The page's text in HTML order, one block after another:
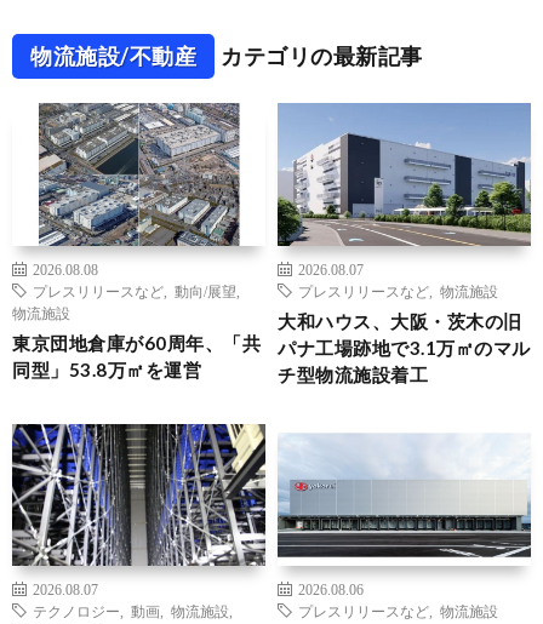
物流施設/不動産 カテゴリの最新記事
2026.08.08
プレスリリースなど
動向/展望
物流施設
東京団地倉庫が60周年、「共
同型」53.8万㎡を運営
2026.08.07
プレスリリースなど
物流施設
大和ハウス、大阪・茨木の旧
パナ工場跡地で3.1万㎡のマル
チ型物流施設着工
2026.08.07
テクノロジー
動画 物流施設
2026.08.06
プレスリリースなど
物流施設